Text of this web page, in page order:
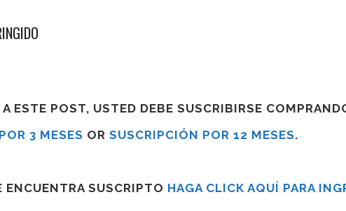
A ESTE POST, USTED DEBE SUSCRIBIRSE
3 MESES OR SUSCRIPCIÓN POR 12 MESES.
ENCUENTRA SUSCRIPTO HAGA CLICK AQUÍ PARA